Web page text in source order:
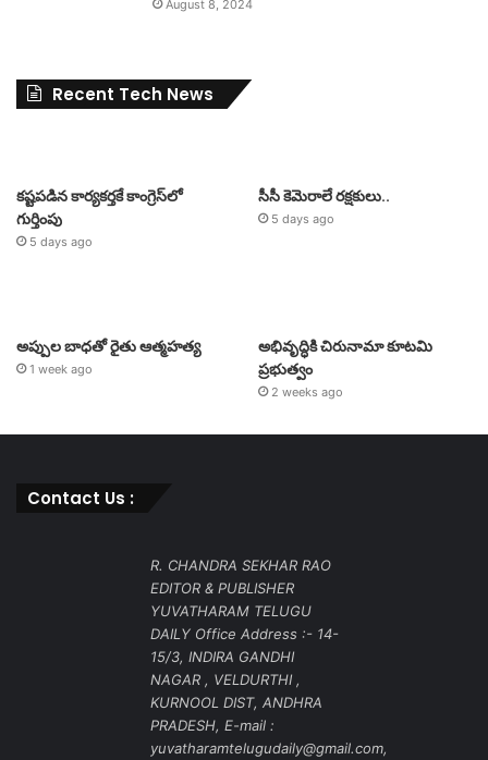
August 8, 2024
Recent Tech News
కష్టపడిన కార్యకర్తకే కాంగ్రెస్‌లో
గుర్తింపు
5 days ago
సీసీ కెమెరాలే రక్షకులు..
5 days ago
అప్పుల బాధతో రైతు ఆత్మహత్య
1 week ago
అభివృద్ధికి చిరునామా కూటమి
ప్రభుత్వం
2 weeks ago
Contact Us :
R. CHANDRA SEKHAR RAO
EDITOR & PUBLISHER
YUVATHARAM TELUGU
DAILY Office Address :- 14-
15/3, INDIRA GANDHI
NAGAR , VELDURTHI ,
KURNOOL DIST, ANDHRA
PRADESH, E-mail :
yuvatharamtelugudaily@gmail.com,